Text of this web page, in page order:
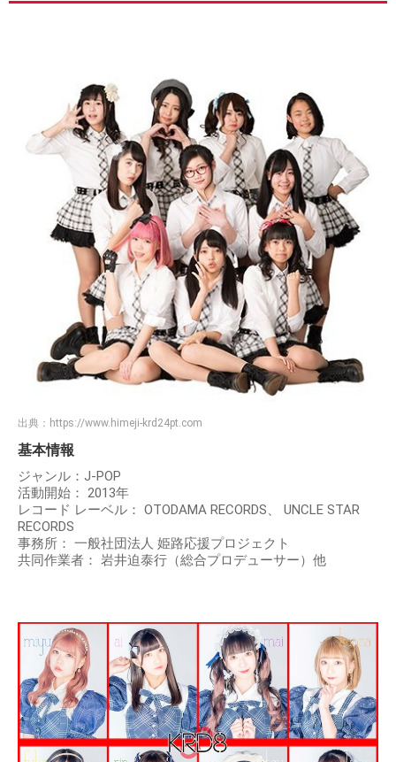
出典： https://www.himeji-krd24pt.com
基本情報
ジャンル：J-POP
活動開始： 2013年
レコード レーベル： OTODAMA RECORDS、 UNCLE STAR
RECORDS
事務所： 一般社団法人 姫路応援プロジェクト
共同作業者： 岩井迫泰行（総合プロデューサー）他